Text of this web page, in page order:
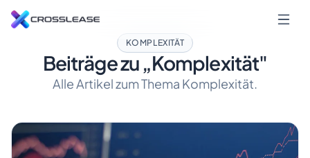
KOMPLEXITÄT
Beiträge zu „Komplexität"
Alle Artikel zum Thema Komplexität.